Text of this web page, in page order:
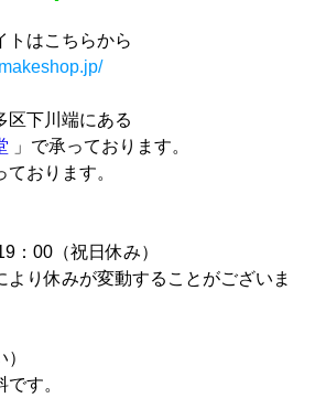
トはこちらから
区下川端にある
」で承っております。
おります。
00（祝日休み）
り休みが変動することがございま
す。